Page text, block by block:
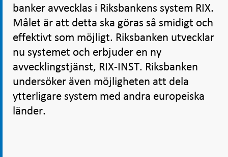
banker avvecklas i Riksbankens system RIX.
Målet är att detta ska göras så smidigt och
effektivt som möjligt. Riksbanken utvecklar
nu systemet och erbjuder en ny
avvecklingstjänst, RIX-INST. Riksbanken
undersöker även möjligheten att dela
ytterligare system med andra europeiska
länder.